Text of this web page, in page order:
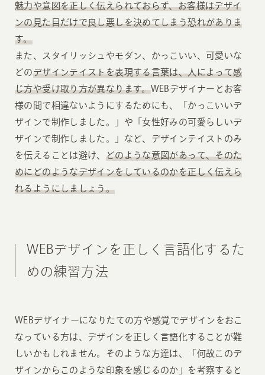
魅力や意図を正しく伝えられておらず、お客様はデザイ
ンの見た目だけで良し悪しを決めてしまう恐れがありま
す。
また、スタイリッシュやモダン、かっこいい、可愛いな
どのデザインテイストを表現する言葉は、人によって感
じ方や受け取り方が異なります。WEBデザイナーとお客
様の間で相違ないようにするためにも、「かっこいいデ
ザインで制作しました。」や「女性好みの可愛らしいデ
ザインで制作しました。」など、デザインテイストのみ
を伝えることは避け、 どのような意図があって、そのた
めにどのようなデザインをしているのかを正しく伝えら
れるようにしましょう。
WEBデザインを正しく言語化するた
めの練習方法
WEBデザイナーになりたての方や感覚でデザインをおこ
なっている方は、デザインを正しく言語化することが難
しいかもしれません。そのような方達は、「何故このデ
ザインからこのような印象を感じるのか」を考察すると